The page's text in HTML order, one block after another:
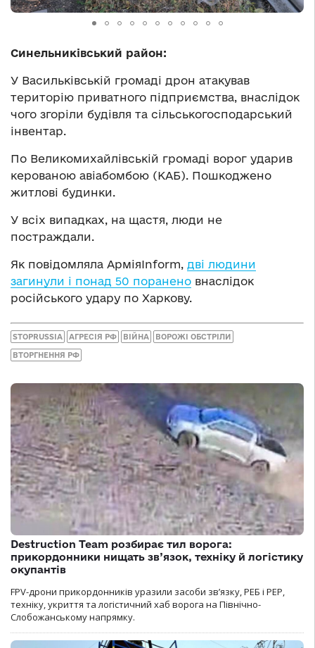
Синельниківський район:
У Васильківській громаді дрон атакував
територію приватного підприємства, внаслідок
чого згоріли будівля та сільськогосподарський
інвентар.
По Великомихайлівській громаді ворог ударив
керованою авіабомбою (КАБ). Пошкоджено
житлові будинки.
У всіх випадках, на щастя, люди не
постраждали.
Як повідомляла АрміяInform, дві людини
загинули і понад 50 поранено внаслідок
російського удару по Харкову.
STOPRUSSIA АГРЕСІЯ РФ ВІЙНА ВОРОЖІ ОБСТРІЛИ
ВТОРГНЕННЯ РФ
Destruction Team розбирає тил ворога:
прикордонники нищать зв’язок, техніку й логістику
окупантів
FPV-дрони прикордонників уразили засоби зв’язку, РЕБ і РЕР,
техніку, укриття та логістичний хаб ворога на Північно-
Слобожанському напрямку.